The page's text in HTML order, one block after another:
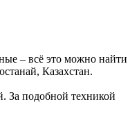
– всё это можно найти
Казахстан.
За подобной техникой